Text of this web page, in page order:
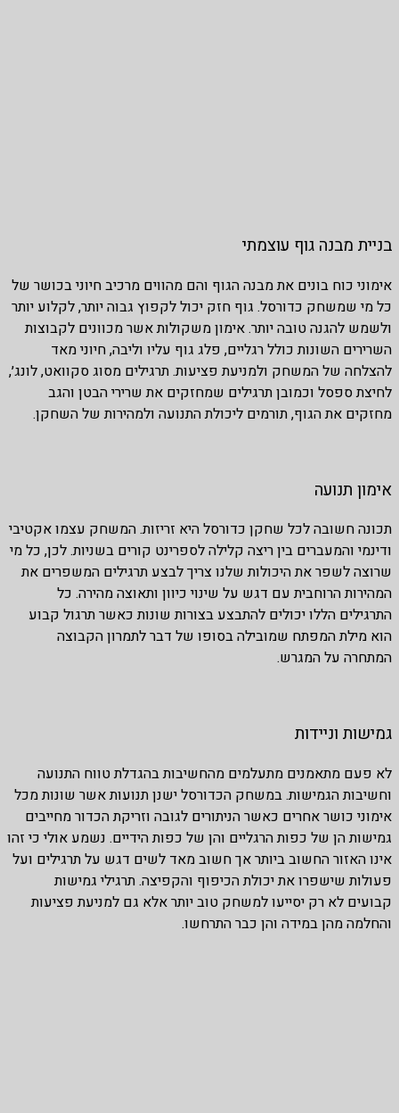
בניית מבנה גוף עוצמתי
אימוני כוח בונים את מבנה הגוף והם מהווים מרכיב חיוני בכושר של
כל מי שמשחק כדורסל. גוף חזק יכול לקפוץ גבוה יותר, לקלוע יותר
ולשמש להגנה טובה יותר. אימון משקולות אשר מכוונים לקבוצות
השרירים השונות כולל רגליים, פלג גוף עליו וליבה, חיוני מאד
להצלחה של המשחק ולמניעת פציעות. תרגילים מסוג סקוואט, לונג׳,
לחיצת ספסל וכמובן תרגילים שמחזקים את שרירי הבטן והגב
מחזקים את הגוף, תורמים ליכולת התנועה ולמהירות של השחקן.
אימון תנועה
תכונה חשובה לכל שחקן כדורסל היא זריזות. המשחק עצמו אקטיבי
ודינמי והמעברים בין ריצה קלילה לספרינט קורים בשניות. לכן, כל מי
שרוצה לשפר את היכולות שלנו צריך לבצע תרגילים המשפרים את
המהירות הרוחבית עם דגש על שינוי כיוון ותאוצה מהירה. כל
התרגילים הללו יכולים להתבצע בצורות שונות כאשר תרגול קבוע
הוא מילת המפתח שמובילה בסופו של דבר לתמרון הקבוצה
המתחרה על המגרש.
גמישות וניידות
לא פעם מתאמנים מתעלמים מהחשיבות בהגדלת טווח התנועה
וחשיבות הגמישות. במשחק הכדורסל ישנן תנועות אשר שונות מכל
אימוני כושר אחרים כאשר הניתורים לגובה וזריקת הכדור מחייבים
גמישות הן של כפות הרגליים והן של כפות הידיים. נשמע אולי כי זהו
אינו האזור החשוב ביותר אך חשוב מאד לשים דגש על תרגילים ועל
פעולות שישפרו את יכולת הכיפוף והקפיצה. תרגילי גמישות
קבועים לא רק יסייעו למשחק טוב יותר אלא גם למניעת פציעות
והחלמה מהן במידה והן כבר התרחשו.